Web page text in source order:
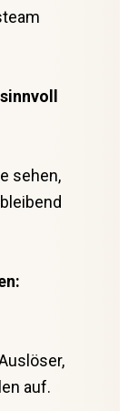
sehen,
auf.